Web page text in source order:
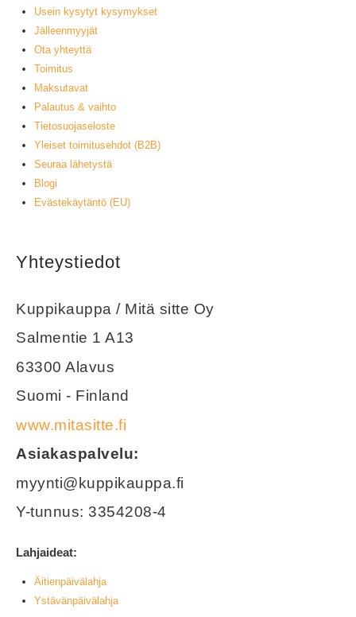
Usein kysytyt kysymykset
Jälleenmyyjät
Ota yhteyttä
Toimitus
Maksutavat
Palautus & vaihto
Tietosuojaseloste
Yleiset toimitusehdot (B2B)
Seuraa lähetystä
Blogi
Evästekäytäntö (EU)
Yhteystiedot
Kuppikauppa / Mitä sitte Oy
Salmentie 1 A13
63300 Alavus
Suomi - Finland
www.mitasitte.fi
Asiakaspalvelu:
myynti@kuppikauppa.fi
Y-tunnus: 3354208-4
Lahjaideat:
Äitienpäivälahja
Ystävänpäivälahja